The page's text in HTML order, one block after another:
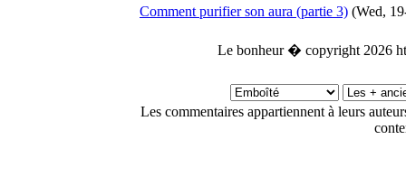
Comment purifier son aura (partie 3) (Wed,
Le bonheur � copyright 2026
Les commentaires appartiennent à leurs